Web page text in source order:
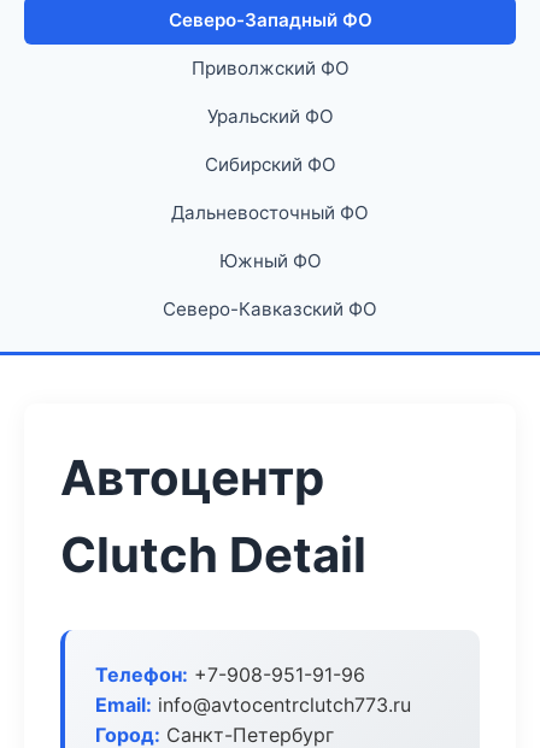
Северо-Западный ФО
Приволжский ФО
Уральский ФО
Сибирский ФО
Дальневосточный ФО
Южный ФО
Северо-Кавказский ФО
Автоцентр
Clutch Detail
Телефон: +7-908-951-91-96
Email: info@avtocentrclutch773.ru
Город: Санкт-Петербург